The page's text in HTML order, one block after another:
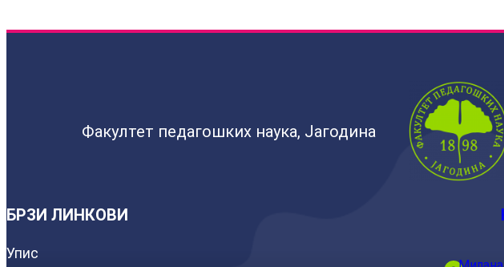
Факултет педагошких наука, Јагодина
БРЗИ ЛИНКОВИ
Упис